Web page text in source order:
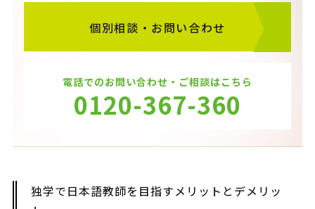
個別相談・お問い合わせ
電話でのお問い合わせ・ご相談はこちら
0120-367-360
独学で日本語教師を目指すメリットとデメリッ